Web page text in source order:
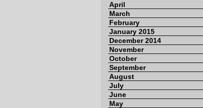
April
March
February
January 2015
December 2014
November
October
September
August
July
June
May